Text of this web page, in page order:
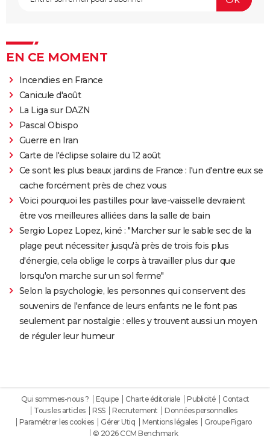
EN CE MOMENT
Incendies en France
Canicule d'août
La Liga sur DAZN
Pascal Obispo
Guerre en Iran
Carte de l'éclipse solaire du 12 août
Ce sont les plus beaux jardins de France : l'un d'entre eux se
cache forcément près de chez vous
Voici pourquoi les pastilles pour lave-vaisselle devraient
être vos meilleures alliées dans la salle de bain
Sergio Lopez Lopez, kiné : "Marcher sur le sable sec de la
plage peut nécessiter jusqu'à près de trois fois plus
d'énergie, cela oblige le corps à travailler plus dur que
lorsqu'on marche sur un sol ferme"
Selon la psychologie, les personnes qui conservent des
souvenirs de l'enfance de leurs enfants ne le font pas
seulement par nostalgie : elles y trouvent aussi un moyen
de réguler leur humeur
Qui sommes-nous ? Equipe Charte éditoriale Publicité
Contact
Tous les articles
RSS Recrutement
Données personnelles
Paramétrer les cookies
Gérer Utiq Mentions légales
Groupe Figaro
© 2026 CCM Benchmark